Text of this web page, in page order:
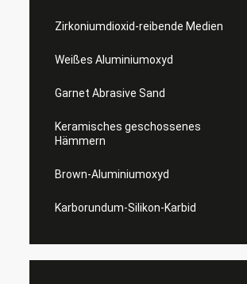
Zirkoniumdioxid-reibende Medien
Weißes Aluminiumoxyd
Garnet Abrasive Sand
Keramisches geschossenes
Hämmern
Brown-Aluminiumoxyd
Karborundum-Silikon-Karbid